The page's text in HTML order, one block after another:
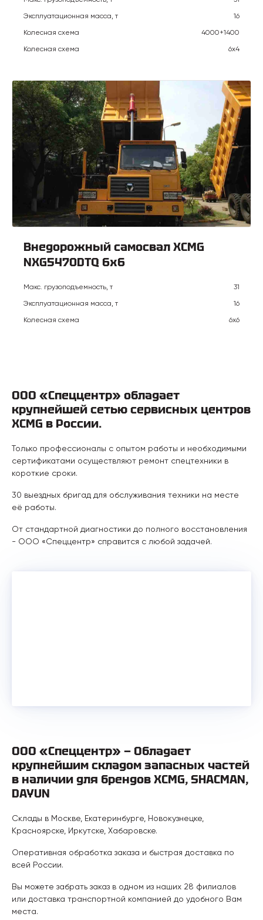
Эксплуатационная масса, т
16
Колесная схема
4000+1400
Колесная схема
6х4
Внедорожный самосвал XCMG
NXG5470DTQ 6х6
Макс. грузоподъемность, т
31
Эксплуатационная масса, т
16
Колесная схема
6х6
ООО «Спеццентр» обладает
крупнейшей сетью сервисных центров
XCMG в России.
Только профессионалы с опытом работы и необходимыми
сертификатами осуществляют ремонт спецтехники в
короткие сроки.
30 выездных бригад для обслуживания техники на месте
её работы.
От стандартной диагностики до полного восстановления
- ООО «Спеццентр» справится с любой задачей.
ООО «Спеццентр» — Обладает
крупнейшим складом запасных частей
в наличии для брендов XCMG, SHACMAN,
DAYUN
Склады в Москве, Екатеринбурге, Новокузнецке,
Красноярске, Иркутске, Хабаровске.
Оперативная обработка заказа и быстрая доставка по
всей России.
Вы можете забрать заказ в одном из наших 28 филиалов
или доставка транспортной компанией до удобного Вам
места.